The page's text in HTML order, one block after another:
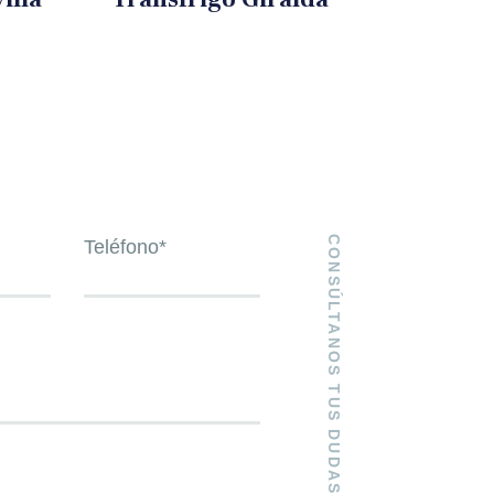
CONSÚLTANOS TUS DUDAS